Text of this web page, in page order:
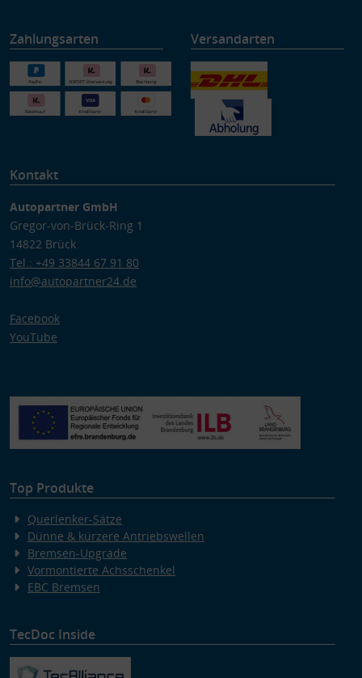
Zahlungsarten Versandarten
Kontakt
Autopartner GmbH
Gregor-von-Brück-Ring 1
14822 Brück
Tel.: +49 33844 67 91 80
info@autopartner24.de
Facebook
YouTube
Top Produkte
Querlenker-Sätze
Dünne & kürzere Antriebswellen
Bremsen-Upgrade
Vormontierte Achsschenkel
EBC Bremsen
TecDoc Inside